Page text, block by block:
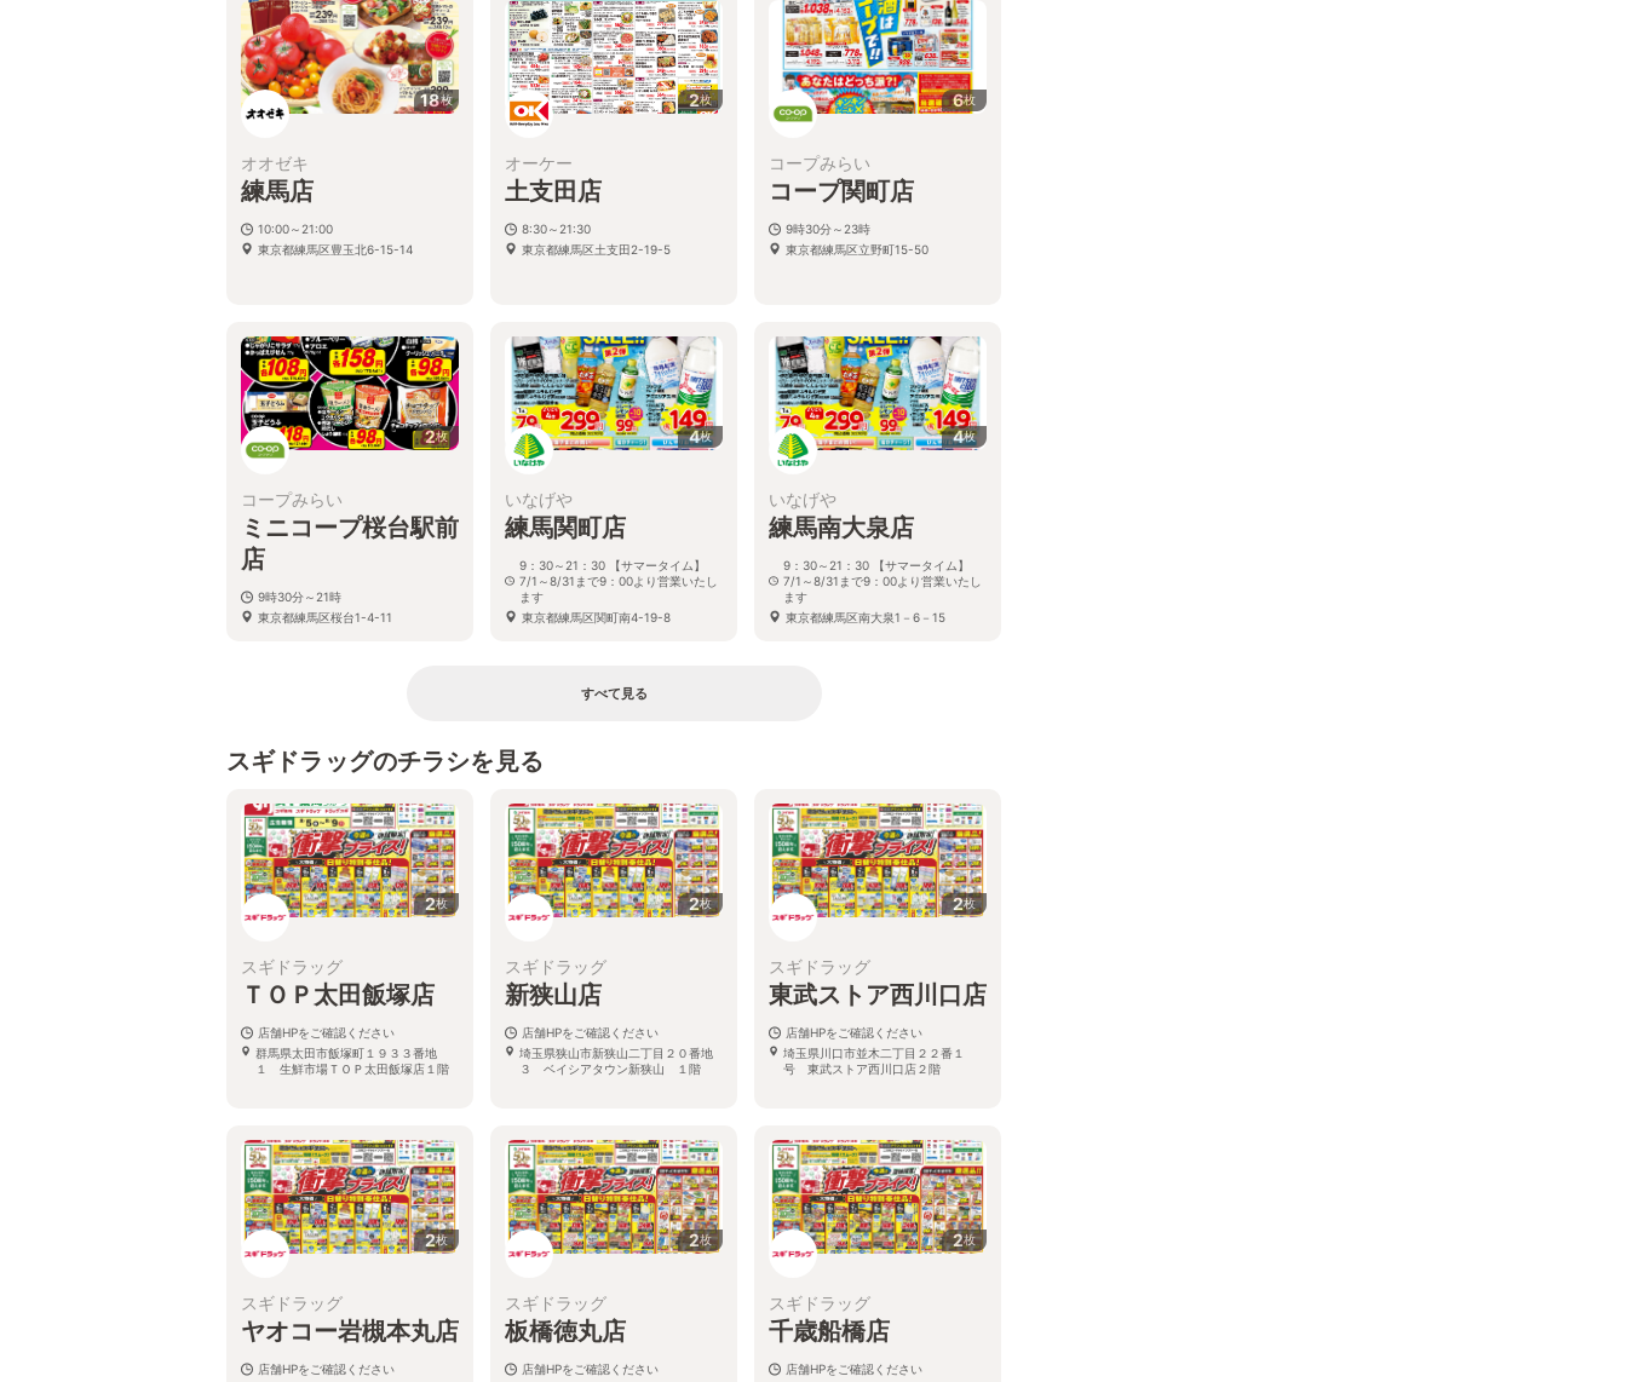
18枚
オオゼキ
練馬店
10:00～21:00
東京都練馬区豊玉北6-15-14
2枚
オーケー
土支田店
8:30～21:30
東京都練馬区土支田2-19-5
6枚
コープみらい
コープ関町店
9時30分～23時
東京都練馬区立野町15-50
2枚
コープみらい
ミニコープ桜台駅前
店
9時30分～21時
東京都練馬区桜台1-4-11
4枚
いなげや
練馬関町店
9：30～21：30 【サマータイム】
7/1～8/31まで9：00より営業いたし
ます
東京都練馬区関町南4-19-8
4枚
いなげや
練馬南大泉店
9：30～21：30 【サマータイム】
7/1～8/31まで9：00より営業いたし
ます
東京都練馬区南大泉1－6－15
すべて見る
スギドラッグのチラシを見る
2枚
スギドラッグ
ＴＯＰ太田飯塚店
店舗HPをご確認ください
群馬県太田市飯塚町１９３３番地
１ 生鮮市場ＴＯＰ太田飯塚店１階
2枚
スギドラッグ
新狭山店
店舗HPをご確認ください
埼玉県狭山市新狭山二丁目２０番地
３ ベイシアタウン新狭山 １階
2枚
スギドラッグ
東武ストア西川口店
店舗HPをご確認ください
埼玉県川口市並木二丁目２２番１
号 東武ストア西川口店２階
2枚
スギドラッグ
ヤオコー岩槻本丸店
店舗HPをご確認ください
2枚
スギドラッグ
板橋徳丸店
店舗HPをご確認ください
2枚
スギドラッグ
千歳船橋店
店舗HPをご確認ください